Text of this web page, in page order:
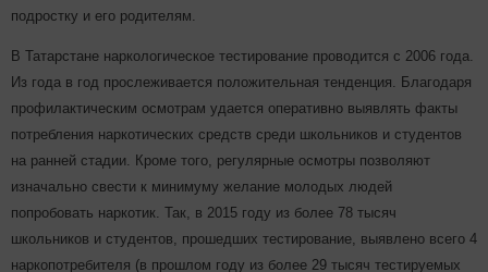
подростку и его родителям.
В Татарстане наркологическое тестирование проводится с 2006 года.
Из года в год прослеживается положительная тенденция. Благодаря
профилактическим осмотрам удается оперативно выявлять факты
потребления наркотических средств среди школьников и студентов
на ранней стадии. Кроме того, регулярные осмотры позволяют
изначально свести к минимуму желание молодых людей
попробовать наркотик. Так, в 2015 году из более 78 тысяч
школьников и студентов, прошедших тестирование, выявлено всего 4
наркопотребителя (в прошлом году из более 29 тысяч тестируемых